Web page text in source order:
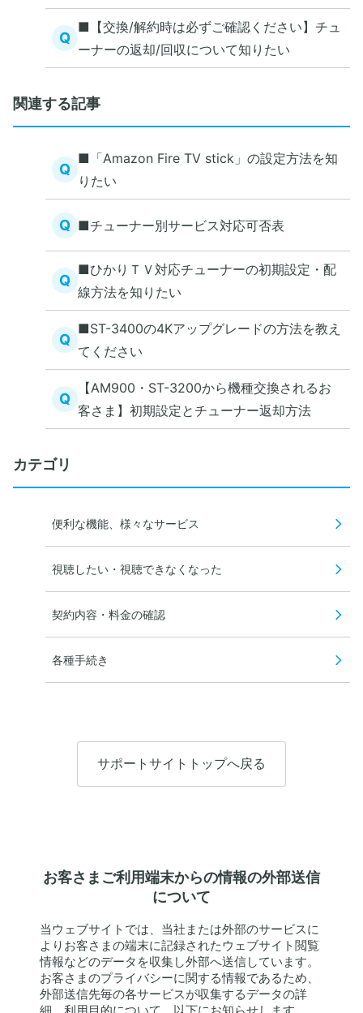
Q
■【交換/解約時は必ずご確認ください】チュ
ーナーの返却/回収について知りたい
関連する記事
Q
■「Amazon Fire TV stick」の設定方法を知
りたい
Q ■チューナー別サービス対応可否表
Q
■ひかりＴＶ対応チューナーの初期設定・配
線方法を知りたい
Q
■ST-3400の4Kアップグレードの方法を教え
てください
Q
【AM900・ST-3200から機種交換されるお
客さま】初期設定とチューナー返却方法
カテゴリ
便利な機能、様々なサービス
視聴したい・視聴できなくなった
契約内容・料金の確認
各種手続き
サポートサイトトップへ戻る
お客さまご利用端末からの情報の外部送信
について
当ウェブサイトでは、当社または外部のサービスに
よりお客さまの端末に記録されたウェブサイト閲覧
情報などのデータを収集し外部へ送信しています。
お客さまのプライバシーに関する情報であるため、
外部送信先毎の各サービスが収集するデータの詳